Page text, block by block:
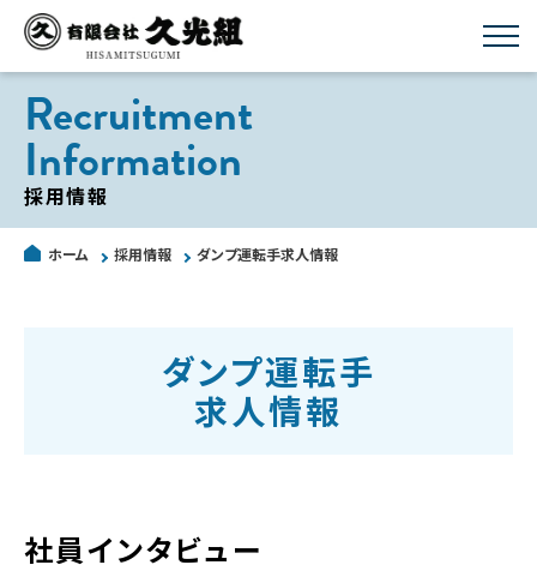
Recruitment
Information
採用情報
ホーム 採用情報 ダンプ運転手求人情報
ダンプ運転手
求人情報
社員インタビュー